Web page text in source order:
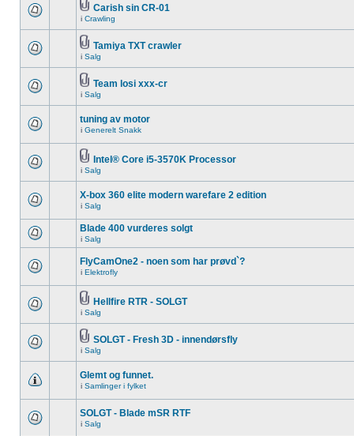
Carish sin CR-01
i Crawling
Tamiya TXT crawler
i Salg
Team losi xxx-cr
i Salg
tuning av motor
i Generelt Snakk
Intel® Core i5-3570K Processor
i Salg
X-box 360 elite modern warefare 2 edition
i Salg
Blade 400 vurderes solgt
i Salg
FlyCamOne2 - noen som har prøvd`?
i Elektrofly
Hellfire RTR - SOLGT
i Salg
SOLGT - Fresh 3D - innendørsfly
i Salg
Glemt og funnet.
i Samlinger i fylket
SOLGT - Blade mSR RTF
i Salg